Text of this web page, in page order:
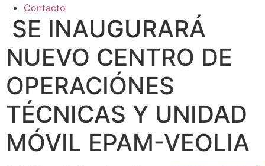
Contacto
SE INAUGURARÁ
NUEVO CENTRO DE
OPERACIÓNES
TÉCNICAS Y UNIDAD
MÓVIL EPAM-VEOLIA